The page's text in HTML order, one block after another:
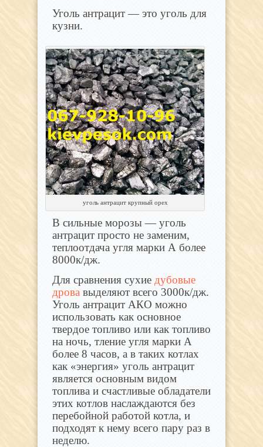
Уголь антрацит — это уголь для
кузни.
уголь антрацит крупный орех
В сильные морозы — уголь
антрацит просто не заменим,
теплоотдача угля марки А более
8000к/дж.
Для сравнения сухие дубовые
дрова выделяют всего 3000к/дж.
Уголь антрацит АКО можно
использовать как основное
твердое топливо или как топливо
на ночь, тление угля марки А
более 8 часов, а в таких котлах
как «энергия» уголь антрацит
является основным видом
топлива и счастливые обладатели
этих котлов наслаждаются без
перебойной работой котла, и
подходят к нему всего пару раз в
неделю.